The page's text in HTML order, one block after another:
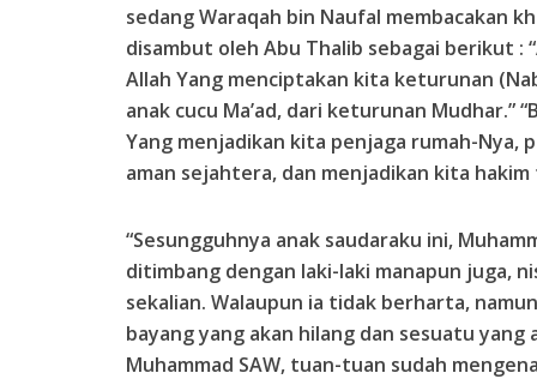
sedang Waraqah bin Naufal membacakan
disambut oleh Abu Thalib sebagai berikut :
Allah Yang menciptakan kita keturunan
anak cucu Ma’ad, dari keturunan Mudhar.”
Yang menjadikan kita penjaga rumah-Nya,
aman sejahtera, dan menjadikan kita hakim
“Sesungguhnya anak saudaraku ini,
ditimbang dengan laki-laki manapun juga,
sekalian. Walaupun ia tidak berharta,
bayang yang akan hilang dan sesuatu
Muhammad SAW, tuan-tuan sudah